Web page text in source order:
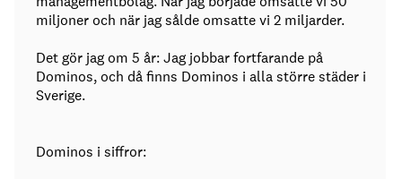
miljoner och när jag sålde omsatte vi 2 miljarder.
Det gör jag om 5 år: Jag jobbar fortfarande på
Dominos, och då finns Dominos i alla större städer i
Sverige.
Dominos i siffror: